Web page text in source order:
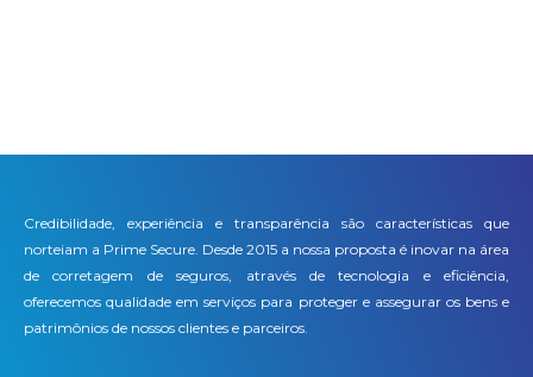
Credibilidade, experiência e transparência são características que
norteiam a Prime Secure. Desde 2015 a nossa proposta é inovar na área
de corretagem de seguros, através de tecnologia e eficiência,
oferecemos qualidade em serviços para proteger e assegurar os bens e
patrimônios de nossos clientes e parceiros.